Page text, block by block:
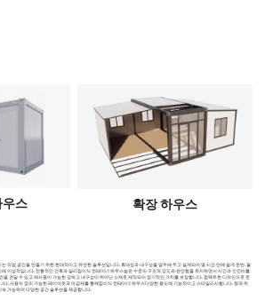
우스 확장 하우스
는 작업 공간을 만들기 위한 현대적이고 유연한 솔루션입니다. 휴대성과 내구성을 염두에 두고 설계되어 몇 시간 만에 쉽게 운반, 펼
에 이상적입니다. 전통적인 건축과 달리접이식 컨테이너 하우스높은 수준의 구조적 강도와 편안함을 유지하면서 시간과 인건비를
을 견딜 수 있고 재사용이 가능한 강하고 내구성이 뛰어난 소재로 제작되어 장기적인 가치를 보장합니다. 컴팩트한 디자인으로 운
다. 사용자 정의 가능한 레이아웃과 마감재를 통해접이식 컨테이너 하우스다양한 용도에 기능적이고 스타일리시합니다. 원격 위
가능하며 다양한 공간 솔루션을 제공합니다.